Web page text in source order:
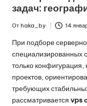
задач:
от
От haka_by 14
При подборе
специализированных
только
проектов,
требующих
рассматривается vps